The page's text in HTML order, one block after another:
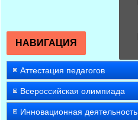
НАВИГАЦИЯ
Аттестация педагогов
Всероссийская олимпиада
Инновационная деятельность